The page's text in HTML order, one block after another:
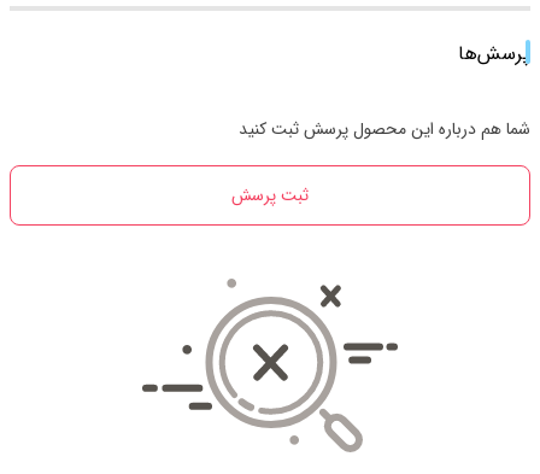
پرسش‌ها
شما هم درباره این محصول پرسش ثبت کنید
ثبت پرسش